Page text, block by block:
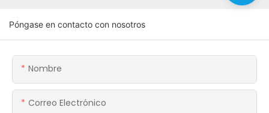
Póngase en contacto con nosotros
Nombre
Correo Electrónico